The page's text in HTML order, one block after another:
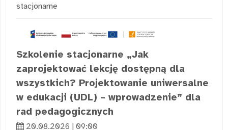
stacjonarne
Szkolenie stacjonarne „Jak
zaprojektować lekcję dostępną dla
wszystkich? Projektowanie uniwersalne
w edukacji (UDL) – wprowadzenie” dla
rad pedagogicznych
20.08.2026 | 09:00